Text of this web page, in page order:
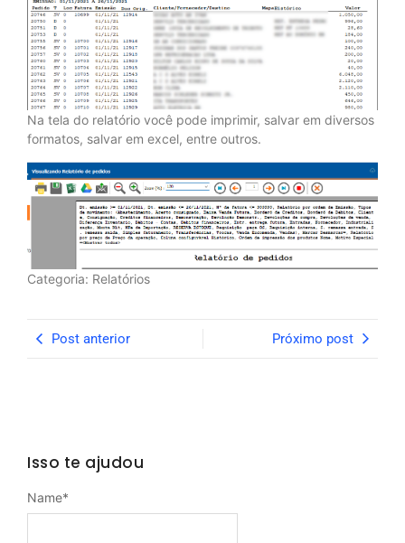
Na tela do relatório você pode imprimir, salvar em diversos
formatos, salvar em excel, entre outros.
Categoria: Relatórios
Post anterior Próximo post
Isso te ajudou
Name*